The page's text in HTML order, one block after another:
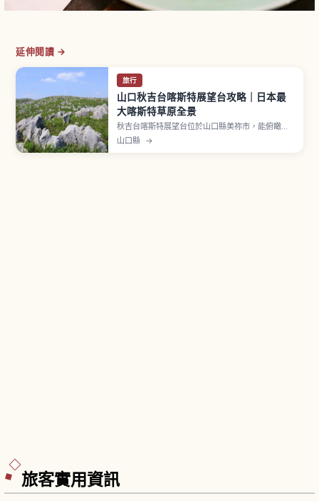
延伸閱讀 →
旅行
山口秋吉台喀斯特展望台攻略｜日本最
大喀斯特草原全景
秋吉台喀斯特展望台位於山口縣美祢市，能俯瞰日
本最大的喀斯特台地。草原上散布石灰岩，可觀察
山口縣 →
旅客實用資訊